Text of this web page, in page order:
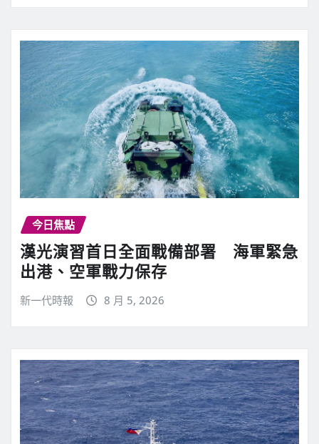
今日焦點
漢光演習首日全面戰備部署 海軍緊急
出港、空軍戰力保存
新一代時報 8 月 5, 2026